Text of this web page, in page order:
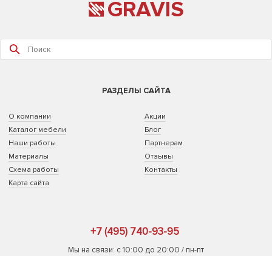
GRAVIS
РАЗДЕЛЫ САЙТА
О компании
Каталог мебели
Наши работы
Материалы
Схема работы
Карта сайта
Акции
Блог
Партнерам
Отзывы
Контакты
+7 (495) 740-93-95
Мы на связи: с 10:00 до 20:00 / пн-пт